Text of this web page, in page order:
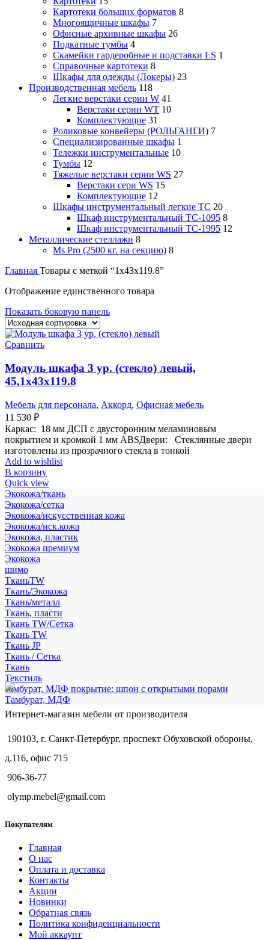
Картотеки больших форматов 8
Многоящичные шкафы 7
Офисные архивные шкафы 26
Подкатные тумбы 4
Скамейки гардеробные и подставки LS 1
Справочные картотеки 8
Шкафы для одежды (Локеры) 23
Производственная мебель 118
Легкие верстаки серии W 41
Верстаки серии WT 10
Комплектующие 31
Роликовые конвейеры (РОЛЬГАНГИ) 7
Специализированные шкафы 1
Тележки инструментальные 10
Тумбы 12
Тяжелые верстаки серии WS 27
Верстаки сери WS 15
Комплектующие 12
Шкафы инструментальный легкие ТС 20
Шкаф инструментальный TC-1095 8
Шкаф инструментальный TC-1995 12
Металлические стеллажи 8
Ms Pro (2500 кг. на секцию) 8
Главная Товары с меткой “1х43х119.8”
Отображение единственного товара
Показать боковую панель
Сравнить
Модуль шкафа 3 ур. (стекло) левый,
45,1х43х119.8
Мебель для персонала, Аккорд, Офисная мебель
11 530 ₽
Каркас: 18 мм ДСП с двусторонним меламиновым
покрытием и кромкой 1 мм ABSДвери: Стеклянные двери
изготовлены из прозрачного стекла в тонкой
Add to wishlist
В корзину
Quick view
Экокожа/ткань
Экокожа/сетка
Экокожа/искусственная кожа
Экокожа/иск.кожа
Экокожа, пластик
Экокожа премиум
Экокожа
шимо
ТканьTW
Ткань/Экокожа
Ткань/металл
Ткань, пласти
Ткань TW/Сетка
Ткань TW
Ткань JP
Ткань / Сетка
Ткань
Текстиль
тамбурат, МДФ покрытие: шпон с открытыми порами
Тамбурат, МДФ
Интернет-магазин мебели от производителя
190103, г. Санкт-Петербург, проспект Обуховской обороны,
д.116, офис 715
906-36-77
olymp.mebel@gmail.com
Покупателям
Главная
О нас
Оплата и доставка
Контакты
Акции
Новинки
Обратная связь
Политика конфиденциальности
Мой аккаунт